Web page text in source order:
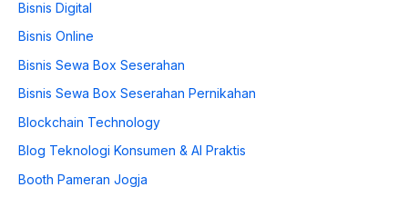
Bisnis Digital
Bisnis Online
Bisnis Sewa Box Seserahan
Bisnis Sewa Box Seserahan Pernikahan
Blockchain Technology
Blog Teknologi Konsumen & AI Praktis
Booth Pameran Jogja